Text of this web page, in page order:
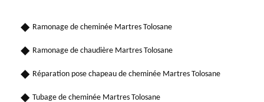
Ramonage de cheminée Martres Tolosane
Ramonage de chaudière Martres Tolosane
Réparation pose chapeau de cheminée Martres Tolosane
Tubage de cheminée Martres Tolosane